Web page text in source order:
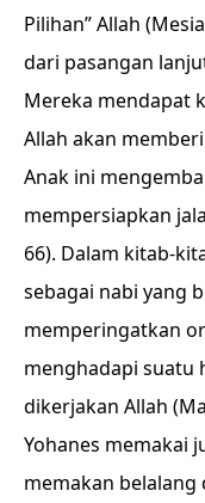
Pilihan” Allah
dari pasangan
Mereka mendapat
Allah akan
Anak ini
mempersiapkan
66). Dalam kitab-
sebagai nabi yang
memperingatkan
menghadapi suatu
dikerjakan Allah
Yohanes memakai
memakan belalang